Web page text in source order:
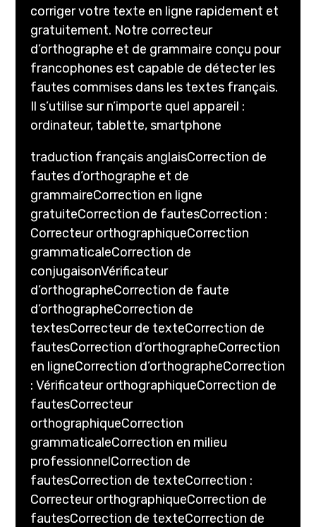
corriger votre texte en ligne rapidement et
gratuitement. Notre correcteur
d’orthographe et de grammaire conçu pour
francophones est capable de détecter les
fautes commises dans les textes français.
Il s’utilise sur n’importe quel appareil :
ordinateur, tablette, smartphone
traduction français anglaisCorrection de
fautes d’orthographe et de
grammaireCorrection en ligne
gratuiteCorrection de fautesCorrection :
Correcteur orthographiqueCorrection
grammaticaleCorrection de
conjugaisonVérificateur
d’orthographeCorrection de faute
d’orthographeCorrection de
textesCorrecteur de texteCorrection de
fautesCorrection d’orthographeCorrection
en ligneCorrection d’orthographeCorrection
: Vérificateur orthographiqueCorrection de
fautesCorrecteur
orthographiqueCorrection
grammaticaleCorrection en milieu
professionnelCorrection de
fautesCorrection de texteCorrection :
Correcteur orthographiqueCorrection de
fautesCorrection de texteCorrection de